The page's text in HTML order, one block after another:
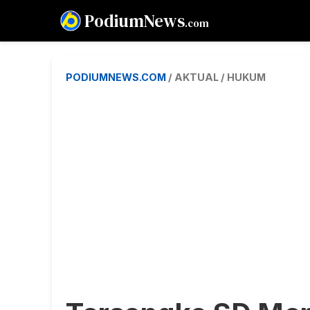
PodiumNews.com
PODIUMNEWS.COM / AKTUAL / HUKUM